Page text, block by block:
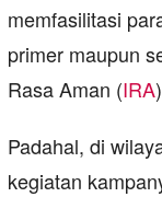
memfasilitasi
primer maupun
Rasa Aman (IRA
Padahal, di
kegiatan